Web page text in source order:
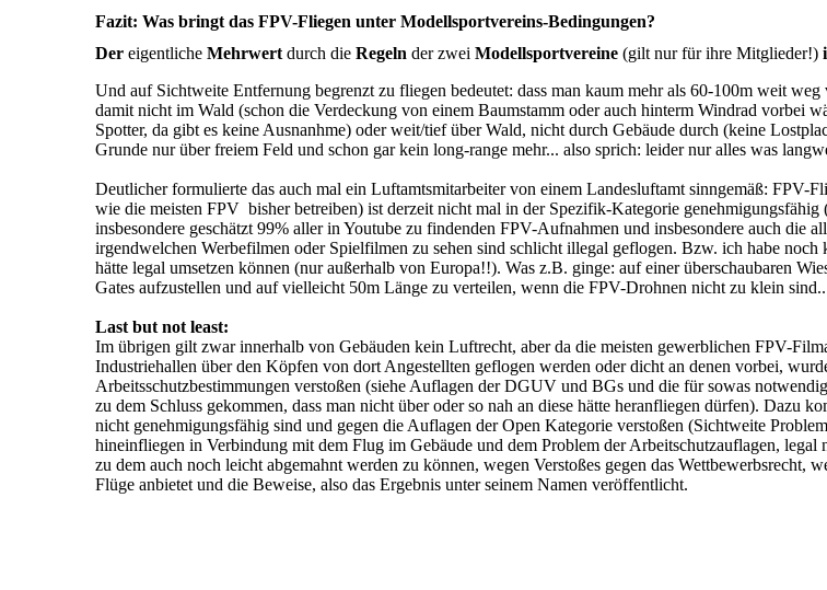
Fazit: Was bringt das FPV-Fliegen unter Modellsportvereins-Bedingungen?
Der eigentliche Mehrwert durch die Regeln der zwei Modellsportvereine (gilt nur für ihre Mitglieder!)
Und auf Sichtweite Entfernung begrenzt zu fliegen bedeutet: dass man kaum mehr als 60-100m weit
damit nicht im Wald (schon die Verdeckung von einem Baumstamm oder auch hinterm Windrad vorbei
Spotter, da gibt es keine Ausnanhme) oder weit/tief über Wald, nicht durch Gebäude durch (keine
Grunde nur über freiem Feld und schon gar kein long-range mehr... also sprich: leider nur alles was
Deutlicher formulierte das auch mal ein Luftamtsmitarbeiter von einem Landesluftamt sinngemäß: FPV-
wie die meisten FPV bisher betreiben) ist derzeit nicht mal in der Spezifik-Kategorie genehmigungsfähig
insbesondere geschätzt 99% aller in Youtube zu findenden FPV-Aufnahmen und insbesondere auch die
irgendwelchen Werbefilmen oder Spielfilmen zu sehen sind schlicht illegal geflogen. Bzw. ich habe noch
hätte legal umsetzen können (nur außerhalb von Europa!!). Was z.B. ginge: auf einer überschaubaren
Gates aufzustellen und auf vielleicht 50m Länge zu verteilen, wenn die FPV-Drohnen nicht zu klein
Last but not least:
Im übrigen gilt zwar innerhalb von Gebäuden kein Luftrecht, aber da die meisten gewerblichen FPV-
Industriehallen über den Köpfen von dort Angestellten geflogen werden oder dicht an denen vorbei,
Arbeitsschutzbestimmungen verstoßen (siehe Auflagen der DGUV und BGs und die für sowas
zu dem Schluss gekommen, dass man nicht über oder so nah an diese hätte heranfliegen dürfen). Dazu
nicht genehmigungsfähig sind und gegen die Auflagen der Open Kategorie verstoßen (Sichtweite
hineinfliegen in Verbindung mit dem Flug im Gebäude und dem Problem der Arbeitschutzauflagen, legal
zu dem auch noch leicht abgemahnt werden zu können, wegen Verstoßes gegen das Wettbewerbsrecht,
Flüge anbietet und die Beweise, also das Ergebnis unter seinem Namen veröffentlicht.